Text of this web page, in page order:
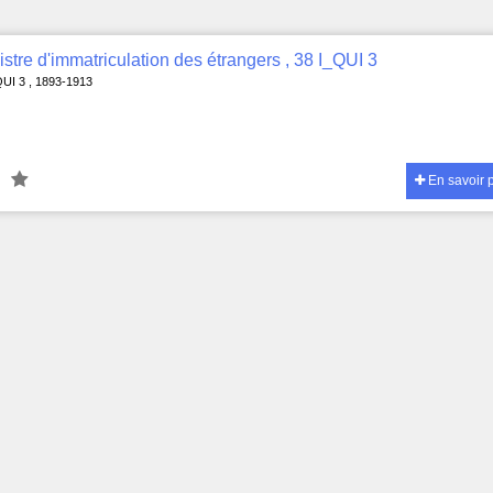
d'immatriculation des étrangers , 38 I_QUI 3
3 , 1893-1913
En savoir